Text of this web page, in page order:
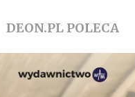
DEON.PL POLECA